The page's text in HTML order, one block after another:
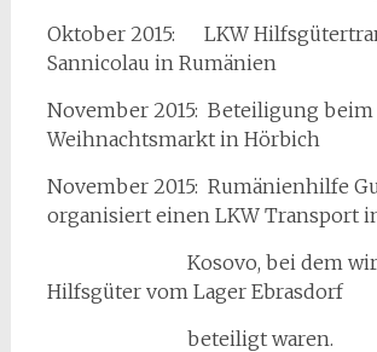
Oktober 2015: LKW
Sannicolau in Rumänien
November 2015: Beteiligung beim
Weihnachtsmarkt in Hörbich
November 2015: Rumänienhilfe
organisiert einen LKW Transport
Kosovo, bei dem wir
Hilfsgüter vom Lager Ebrasdorf
beteiligt